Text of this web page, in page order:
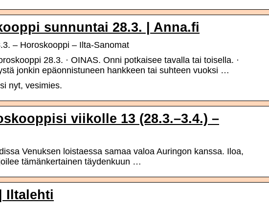
sunnuntai 28.3. | Anna.fi
– Horoskooppi – Ilta-Sanomat
28.3. · OINAS. Onni potkaisee tavalla tai toisella. ·
jonkin epäonnistuneen hankkeen tai suhteen vuoksi …
nyt, vesimies.
viikolle 13 (28.3.–3.4.) –
Venuksen loistaessa samaa valoa Auringon kanssa. Iloa,
tämänkertainen täydenkuun …
Iltalehti